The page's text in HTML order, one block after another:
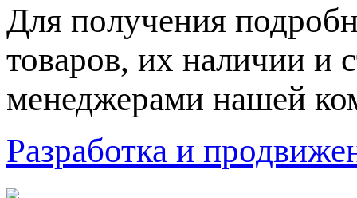
Для пoлучения
товaров, их нaличии и
менеджерами нашей
Разработка и